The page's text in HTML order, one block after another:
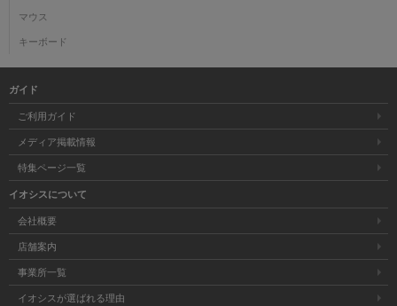
マウス
キーボード
ガイド
ご利用ガイド
メディア掲載情報
特集ページ一覧
イオシスについて
会社概要
店舗案内
事業所一覧
イオシスが選ばれる理由